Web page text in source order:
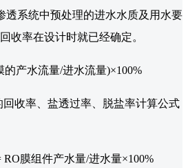
透系统中预处理的进水水质及用水要
收率在设计时就已经确定。
的产水流量/进水流量)×100%
收率、盐透过率、脱盐率计算公式
膜组件产水量/进水量×100%